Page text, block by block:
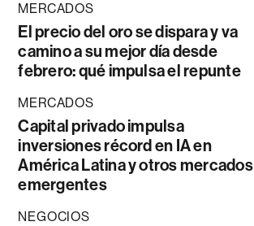
MERCADOS
El precio del oro se dispara y va
camino a su mejor día desde
febrero: qué impulsa el repunte
MERCADOS
Capital privado impulsa
inversiones récord en IA en
América Latina y otros mercados
emergentes
NEGOCIOS